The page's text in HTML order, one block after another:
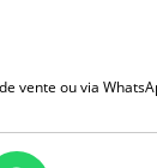
vente ou via